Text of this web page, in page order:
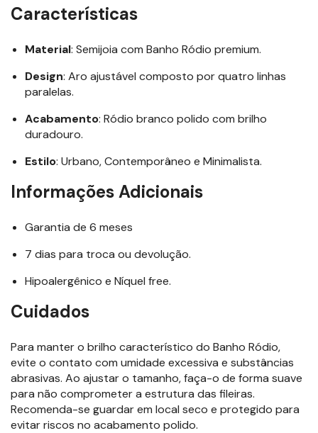
Características
Material: Semijoia com Banho Ródio premium.
Design: Aro ajustável composto por quatro linhas
paralelas.
Acabamento: Ródio branco polido com brilho
duradouro.
Estilo: Urbano, Contemporâneo e Minimalista.
Informações Adicionais
Garantia de 6 meses
7 dias para troca ou devolução.
Hipoalergênico e Níquel free.
Cuidados
Para manter o brilho característico do Banho Ródio,
evite o contato com umidade excessiva e substâncias
abrasivas. Ao ajustar o tamanho, faça-o de forma suave
para não comprometer a estrutura das fileiras.
Recomenda-se guardar em local seco e protegido para
evitar riscos no acabamento polido.